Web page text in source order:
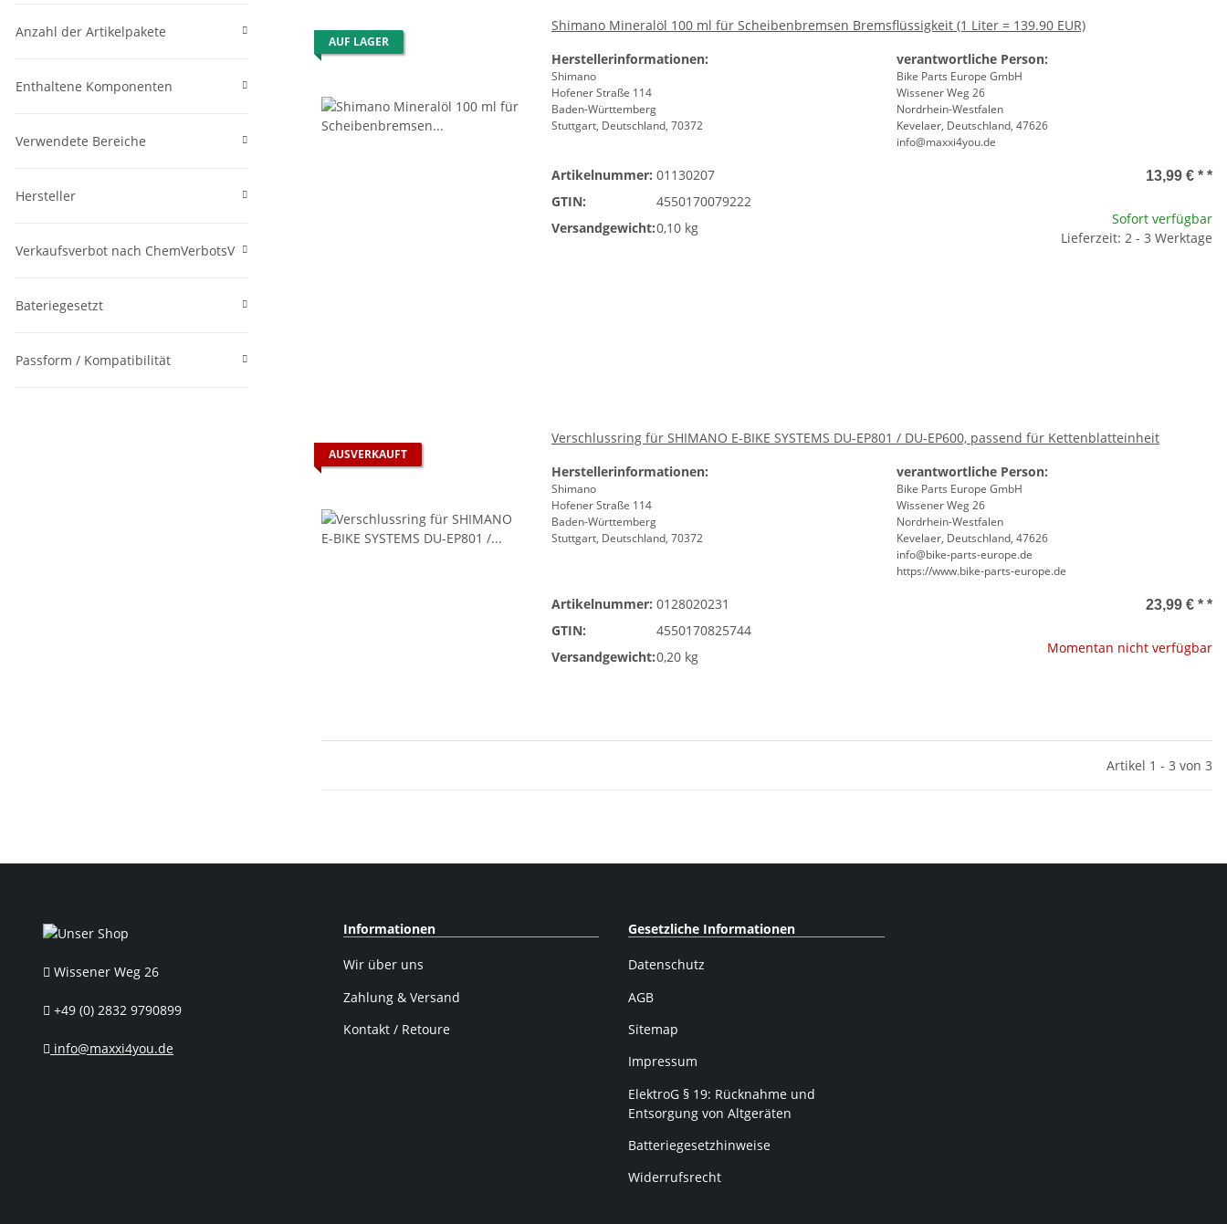
AUF LAGER
Shimano Mineralöl 100 ml für Scheibenbremsen Bremsflüssigkeit (1 Liter = 139.90 EUR)
Herstellerinformationen:
Shimano
Hofener Straße 114
Baden-Württemberg
Stuttgart, Deutschland, 70372
verantwortliche Person:
Bike Parts Europe GmbH
Wissener Weg 26
Nordrhein-Westfalen
Kevelaer, Deutschland, 47626
info@maxxi4you.de
Artikelnummer: 01130207
GTIN:
4550170079222
Versandgewicht:0,10 kg
13,99 € * *
Sofort verfügbar
Lieferzeit: 2 - 3 Werktage
AUSVERKAUFT
Verschlussring für SHIMANO E-BIKE SYSTEMS DU-EP801 / DU-EP600, passend für Kettenblatteinheit
Herstellerinformationen:
Shimano
Hofener Straße 114
Baden-Württemberg
Stuttgart, Deutschland, 70372
verantwortliche Person:
Bike Parts Europe GmbH
Wissener Weg 26
Nordrhein-Westfalen
Kevelaer, Deutschland, 47626
info@bike-parts-europe.de
https://www.bike-parts-europe.de
Artikelnummer: 0128020231
GTIN:
4550170825744
Versandgewicht:0,20 kg
23,99 € * *
Momentan nicht verfügbar
Artikel 1 - 3 von 3
Anzahl der Artikelpakete
Enthaltene Komponenten
Verwendete Bereiche
Hersteller
Verkaufsverbot nach ChemVerbotsV
Bateriegesetzt
Passform / Kompatibilität
Wissener Weg 26
+49 (0) 2832 9790899
info@maxxi4you.de
Informationen
Wir über uns
Zahlung & Versand
Kontakt / Retoure
Gesetzliche Informationen
Datenschutz
AGB
Sitemap
Impressum
ElektroG § 19: Rücknahme und
Entsorgung von Altgeräten
Batteriegesetzhinweise
Widerrufsrecht